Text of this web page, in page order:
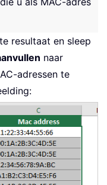
resultaat en sleep
naar
adressen te